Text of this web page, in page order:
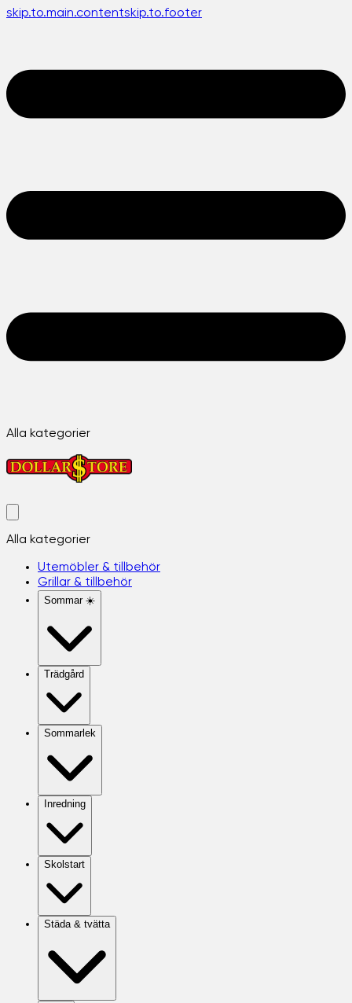
skip.to.main.contentskip.to.footer
Alla kategorier
Alla kategorier
Utemöbler & tillbehör
Grillar & tillbehör
Sommar ☀️
Trädgård
Sommarlek
Inredning
Skolstart
Städa & tvätta